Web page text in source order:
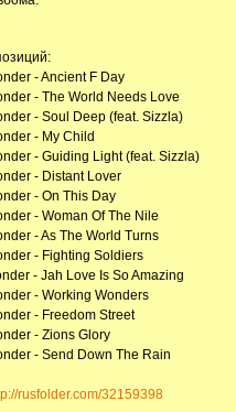
- Ancient F Day
- The World Needs Love
- Soul Deep (feat. Sizzla)
- My Child
- Guiding Light (feat. Sizzla)
- Distant Lover
- On This Day
- Woman Of The Nile
- As The World Turns
- Fighting Soldiers
- Jah Love Is So Amazing
- Working Wonders
- Freedom Street
- Zions Glory
- Send Down The Rain
rusfolder.com/32159398